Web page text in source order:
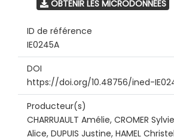
OBTENIR LES MICRODONNÉES
ID de référence
IE0245A
DOI
https://doi.org/10.48756/ined-
Producteur(s)
CHARRUAULT Amélie, CROMER
Alice, DUPUIS Justine, HAMEL